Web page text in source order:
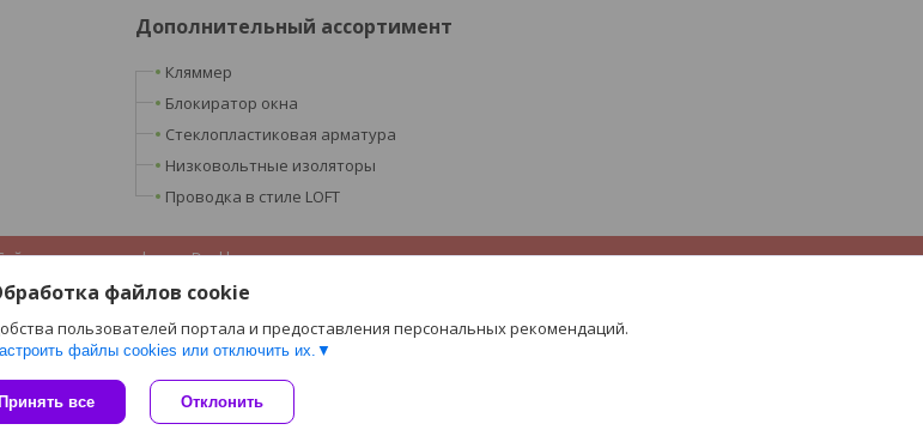
Дополнительный ассортимент
Кляммер
Блокиратор окна
Стеклопластиковая арматура
Низковольтные изоляторы
Проводка в стиле LOFT
создан на платформе Deal.by
обработки файлов cookies
файлов cookie
пользователей портала и предоставления персональных рекомендаций.
файлы cookies или отключить их.
Принять все Отклонить
|Пожаловаться на контент
Select Language▼